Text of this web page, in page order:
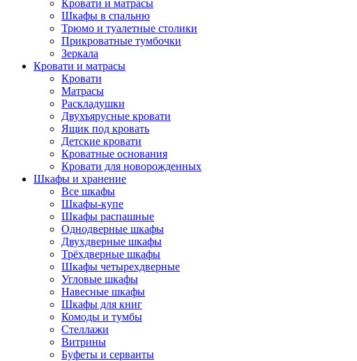
Кровати и матрасы
Шкафы в спальню
Трюмо и туалетные столики
Прикроватные тумбочки
Зеркала
Кровати и матрасы
Кровати
Матрасы
Раскладушки
Двухъярусные кровати
Ящик под кровать
Детские кровати
Кроватные основания
Кровати для новорожденных
Шкафы и хранение
Все шкафы
Шкафы-купе
Шкафы распашные
Однодверные шкафы
Двухдверные шкафы
Трёхдверные шкафы
Шкафы четырехдверные
Угловые шкафы
Навесные шкафы
Шкафы для книг
Комоды и тумбы
Стеллажи
Витрины
Буфеты и серванты